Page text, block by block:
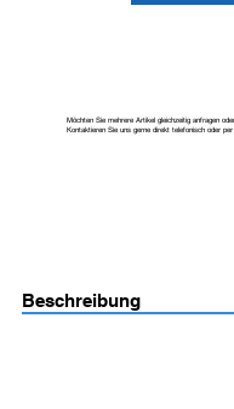
Möchten Sie mehrere Artikel gleichzeitig anfragen
Kontaktieren Sie uns gerne direkt telefonisch oder
Beschreibung